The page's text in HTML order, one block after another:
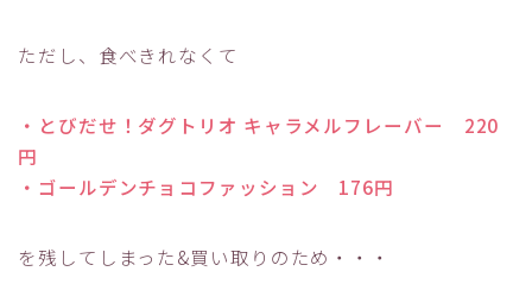
ただし、食べきれなくて
・とびだせ！ダグトリオ キャラメルフレーバー 220
円
・ゴールデンチョコファッション 176円
を残してしまった&買い取りのため・・・